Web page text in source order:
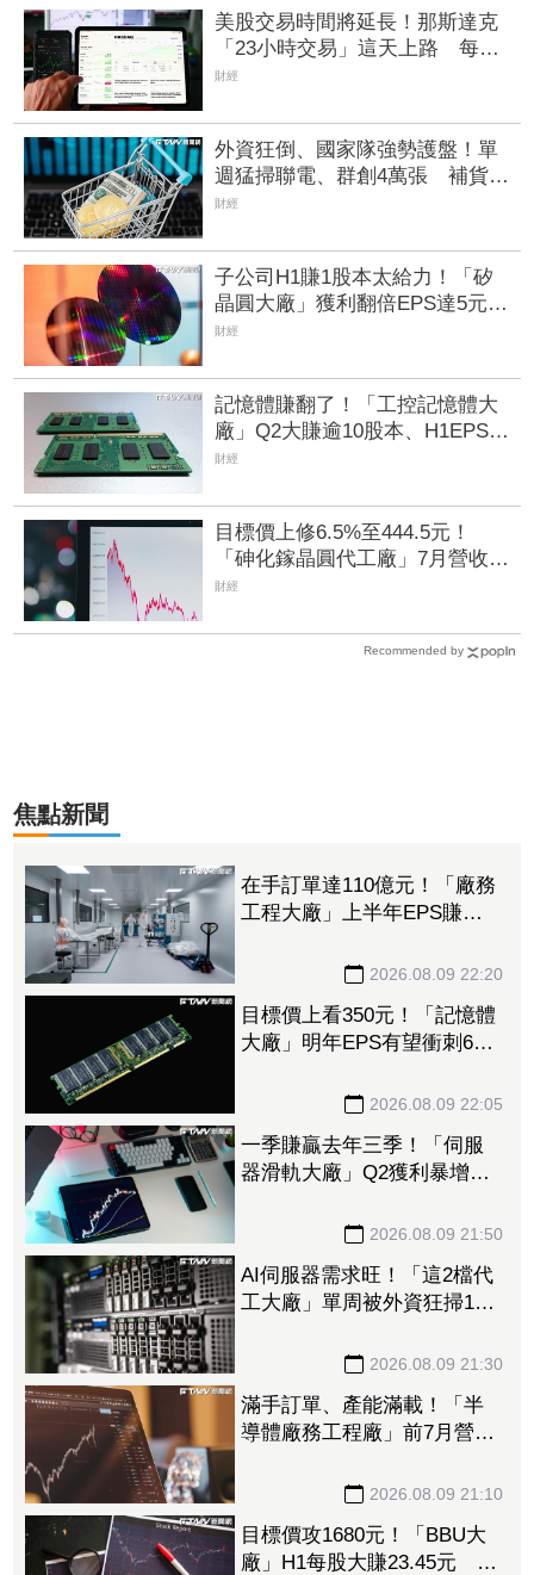
美股交易時間將延長！那斯達克
「23小時交易」這天上路 每日
僅休市1小時
財經
外資狂倒、國家隊強勢護盤！單
週猛掃聯電、群創4萬張 補貨名
單一次看
財經
子公司H1賺1股本太給力！「矽
晶圓大廠」獲利翻倍EPS達5元
攜手聯合再生搶攻太陽能商機
財經
記憶體賺翻了！「工控記憶體大
廠」Q2大賺逾10股本、H1EPS達
166.45元 7月營收續旺再迎年月
財經
目標價上修6.5%至444.5元！
「砷化鎵晶圓代工廠」7月營收創
4年半新高 1.6T光通訊開始貢獻
財經
Recommended by
焦點新聞
在手訂單達110億元！「廠務
工程大廠」上半年EPS賺
光獲利噴4倍
2026.08.09 22:20
目標價上看350元！「記憶體
大廠」明年EPS有望衝刺6股
揚推升營收、獲利2026.08.09 22:05
一季賺贏去年三季！「伺服
器滑軌大廠」Q2獲利暴增
2026.08.09 21:50
AI伺服器需求旺！「這2檔代
工大廠」單周被外資狂掃14.5
2026.08.09 21:30
滿手訂單、產能滿載！「半
導體廠務工程廠」前7月營收
2026.08.09 21:10
目標價攻1680元！「BBU大
廠」H1每股大賺23.45元 資